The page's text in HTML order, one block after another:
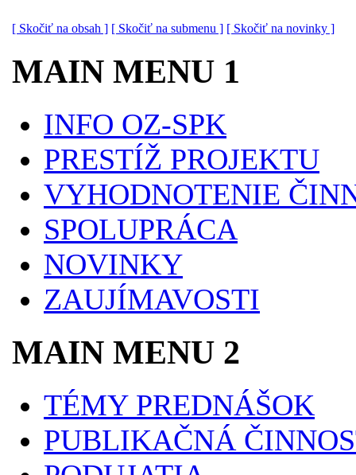
[ Skočiť na obsah ] [ Skočiť na submenu ] [ Skočiť na novinky ]
MAIN MENU 1
INFO OZ-SPK
PRESTÍŽ PROJEKTU
VYHODNOTENIE
SPOLUPRÁCA
NOVINKY
ZAUJÍMAVOSTI
MAIN MENU 2
TÉMY PREDNÁŠOK
PUBLIKAČNÁ